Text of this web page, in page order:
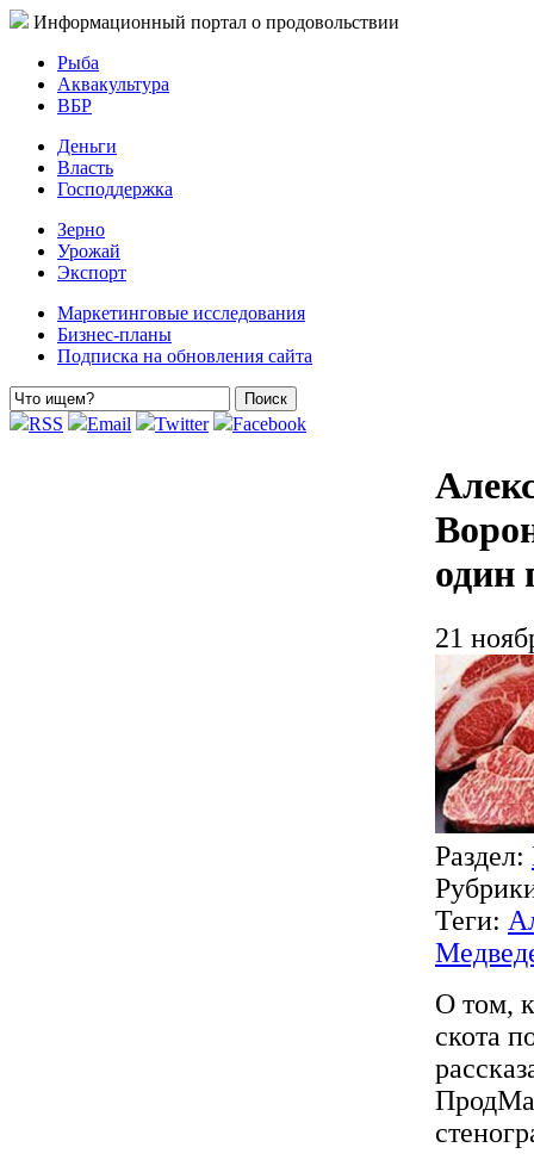
Информационный портал о продовольствии
Рыба
Аквакультура
ВБР
Деньги
Власть
Господдержка
Зерно
Урожай
Экспорт
Маркетинговые исследования
Бизнес-планы
Подписка на обновления сайта
RSS Email Twitter Facebook
один
21
Раздел:
Теги:
О том,
скота